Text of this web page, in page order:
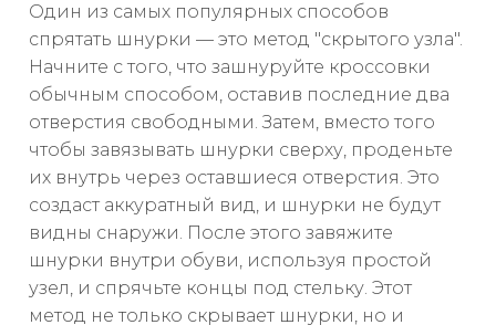
Один из самых популярных способов
спрятать шнурки — это метод "скрытого узла".
Начните с того, что зашнуруйте кроссовки
обычным способом, оставив последние два
отверстия свободными. Затем, вместо того
чтобы завязывать шнурки сверху, проденьте
их внутрь через оставшиеся отверстия. Это
создаст аккуратный вид, и шнурки не будут
видны снаружи. После этого завяжите
шнурки внутри обуви, используя простой
узел, и спрячьте концы под стельку. Этот
метод не только скрывает шнурки, но и